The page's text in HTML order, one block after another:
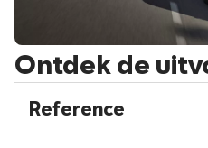
Ontdek de
Reference